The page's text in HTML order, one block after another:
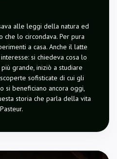
alle leggi della natura ed
lo circondava. Per pura
a casa. Anche il latte
si chiedeva cosa lo
grande, iniziò a studiare
sofisticate di cui gli
si beneficiano ancora oggi,
storia che parla della vita